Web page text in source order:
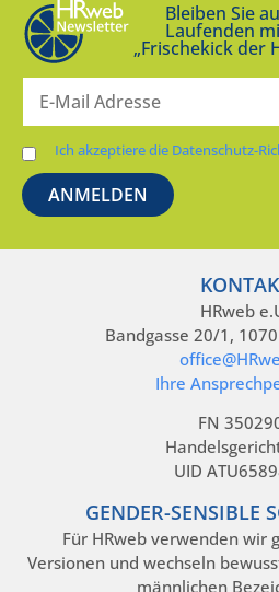
Bleiben Sie
Laufenden
„Frischekick der
Ich akzeptiere die Datenschutz-
HRweb
Bandgasse 20/1,
Ihre
FN
UID
GENDER-SENSIBLE
Für HRweb verwenden wir
Versionen und wechseln
männlichen